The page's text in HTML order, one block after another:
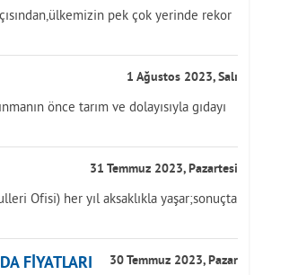
pek çok yerinde rekor
1 Ağustos 2023, Salı
önce tarım ve dolayısıyla gıdayı
31 Temmuz 2023, Pazartesi
Ofisi) her yıl aksaklıkla yaşar;sonuçta
FİYATLARI 30 Temmuz 2023, Pazar